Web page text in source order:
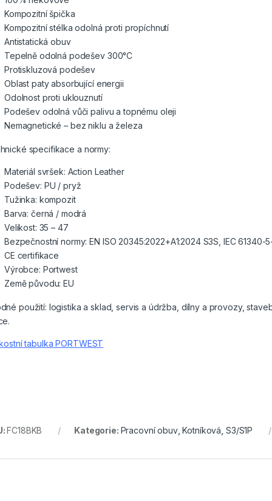
Kompozitní špička
Kompozitní stélka odolná proti propíchnutí
Antistatická obuv
Tepelně odolná podešev 300°C
Protiskluzová podešev
Oblast paty absorbující energii
Odolnost proti uklouznutí
Podešev odolná vůči palivu a topnému oleji
Nemagnetické – bez niklu a železa
specifikace a normy:
Materiál svršek: Action Leather
Podešev: PU / pryž
Tužinka: kompozit
Barva: černá / modrá
Velikost: 35 – 47
Bezpečnostní normy: EN ISO 20345:2022+A1:2024 S3S, IEC 61340-
CE certifikace
Výrobce: Portwest
Země původu: EU
použití: logistika a sklad, servis a údržba, dílny a provozy,
tabulka PORTWEST
FC18BKB Kategorie: Pracovní obuv,Kotníková S3/S1P